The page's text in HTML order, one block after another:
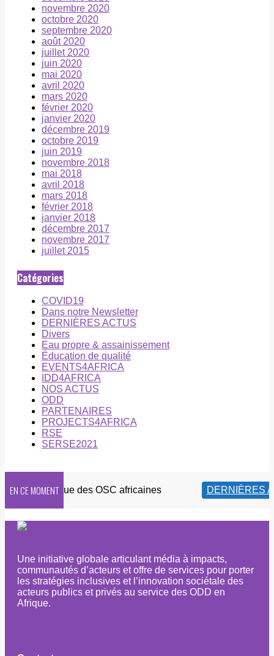
novembre 2020
octobre 2020
septembre 2020
août 2020
juillet 2020
juin 2020
mai 2020
avril 2020
mars 2020
février 2020
janvier 2020
décembre 2019
octobre 2019
juin 2019
novembre 2018
mai 2018
avril 2018
mars 2018
février 2018
janvier 2018
décembre 2017
novembre 2017
juillet 2015
Catégories
COVID19
Dans notre Newsletter
DERNIÈRES ACTUS
Divers
Eau propre & assainissement
Éducation de qualité
EVENTS4AFRICA
IDD4AFRICA
NOS ACTUS
ODD
PARTENAIRES
PROJECTS4AFRICA
RSE
SERSE2021
EN CE MOMENT
numérique des OSC africaines DERNIÈRES
Une initiative globale articulant média à impacts,
communautés d’acteurs et offre de services pour porter
les stratégies inclusives et l’innovation sociétale des
acteurs publics et privés au service des ODD en
Afrique.